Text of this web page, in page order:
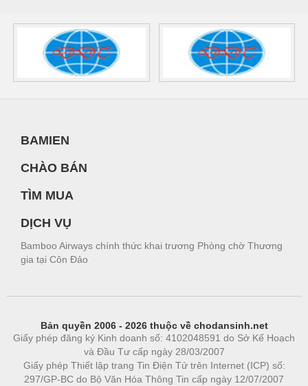
BAMIEN
CHÀO BÁN
TÌM MUA
DỊCH VỤ
Bamboo Airways chính thức khai trương Phòng chờ Thương
gia tại Côn Đảo
Bản quyền 2006 - 2026 thuộc về chodansinh.net
Giấy phép đăng ký Kinh doanh số: 4102048591 do Sở Kế Hoạch
và Đầu Tư cấp ngày 28/03/2007
Giấy phép Thiết lập trang Tin Điện Tử trên Internet (ICP) số:
297/GP-BC do Bộ Văn Hóa Thông Tin cấp ngày 12/07/2007